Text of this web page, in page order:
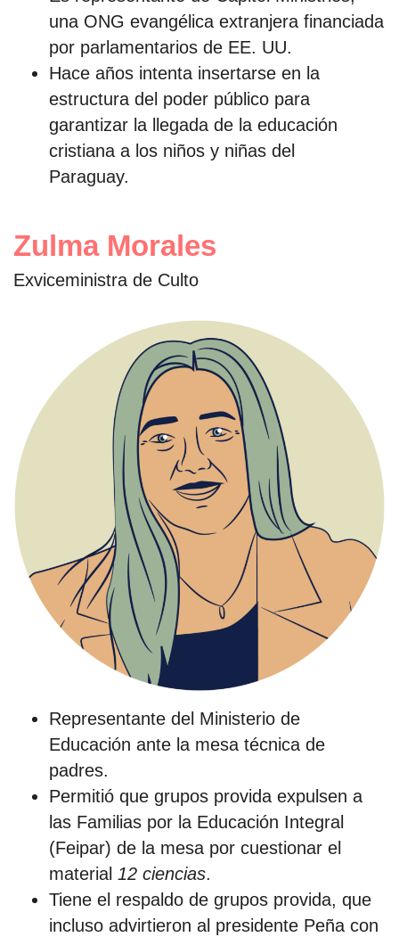
una ONG evangélica extranjera financiada
por parlamentarios de EE. UU.
Hace años intenta insertarse en la
estructura del poder público para
garantizar la llegada de la educación
cristiana a los niños y niñas del
Paraguay.
Zulma Morales
Exviceministra de Culto
Representante del Ministerio de
Educación ante la mesa técnica de
padres.
Permitió que grupos provida expulsen a
las Familias por la Educación Integral
(Feipar) de la mesa por cuestionar el
material 12 ciencias.
Tiene el respaldo de grupos provida, que
incluso advirtieron al presidente Peña con